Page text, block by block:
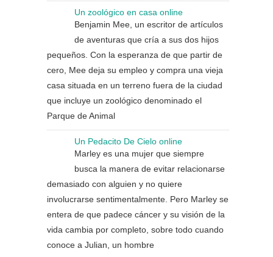
Un zoológico en casa online
Benjamin Mee, un escritor de artículos
de aventuras que cría a sus dos hijos
pequeños. Con la esperanza de que partir de
cero, Mee deja su empleo y compra una vieja
casa situada en un terreno fuera de la ciudad
que incluye un zoológico denominado el
Parque de Animal
Un Pedacito De Cielo online
Marley es una mujer que siempre
busca la manera de evitar relacionarse
demasiado con alguien y no quiere
involucrarse sentimentalmente. Pero Marley se
entera de que padece cáncer y su visión de la
vida cambia por completo, sobre todo cuando
conoce a Julian, un hombre